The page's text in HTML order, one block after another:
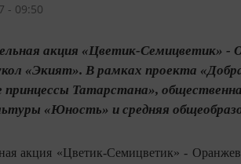
- 09:50
акция «Цветик-Семицветик»
«Экият». В рамках проекта
принцессы Татарстана»,
«Юность» и средняя
акция «Цветик-Семицветик» -